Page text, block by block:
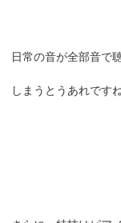
日常の音が全部音で
しまうとうあれです